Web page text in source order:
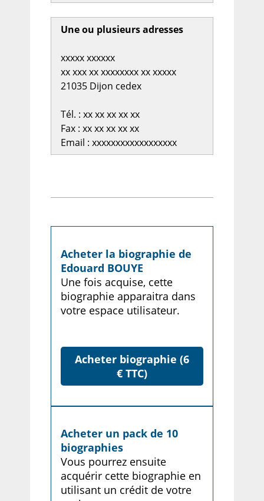
Une ou plusieurs adresses
xxxxx xxxxxx
xx xxx xx xxxxxxxx xx xxxxx
21035 Dijon cedex
Tél. : xx xx xx xx xx
Fax : xx xx xx xx xx
Email : xxxxxxxxxxxxxxxxxx
Acheter la biographie de
Edouard BOUYE
Une fois acquise, cette
biographie apparaitra dans
votre espace utilisateur.
Acheter biographie (6
€ TTC)
Acheter un pack de 10
biographies
Vous pourrez ensuite
acquérir cette biographie en
utilisant un crédit de votre